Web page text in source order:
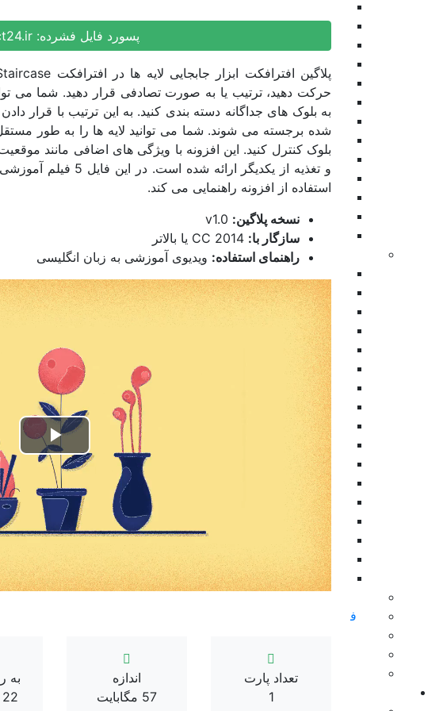
ویژوالایزر موزیک
وله و اینترو
طرح اینستاگرام
عناوین
تیزر تبلیغاتی
اسلایدشو
عناوین زیرنویس
برودکست
اینفوگرافیک
نمایش های ویدیویی
المنت
پریمیر
ترانزیشن
اسلایدشو
نمایش های ویدیویی
موشن گرافیک
طرح اینستاگرام
المان پریمیر
ویژوالایزر موزیک
فاینال کات و اپل موشن
پاورپوینت
زیبراش
پسورد فایل فشرده:
حرکت دهید، ترتیب یا به صورت تصادفی قرار دهید. شما می
به بلوک های جداگانه دسته بندی کنید. به این ترتیب با قرار
شده برجسته می شوند. شما می توانید لایه ها را به طور
بلوک کنترل کنید. این افزونه با ویژگی های اضافی مانند
و تغذیه از یکدیگر
استفاده از افزونه راهنمایی می کند.
نسخه پلاگین:
سازگار با:
راهنمای استفاده: ویدیوی آموزشی به زبان انگلیسی
Play
تعداد پارت
1
اندازه
57 مگابایت
به